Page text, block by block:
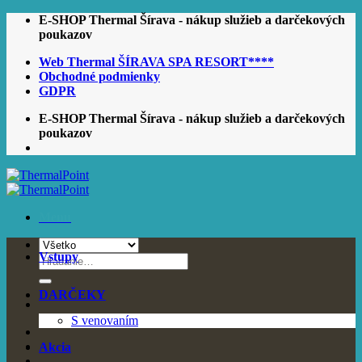
Skip
E-SHOP Thermal Šírava - nákup služieb a darčekových
poukazov
Web Thermal ŠÍRAVA SPA RESORT****
Obchodné podmienky
GDPR
E-SHOP Thermal Šírava - nákup služieb a darčekových
poukazov
Hľadať:
Vstupy
DARČEKY
S venovaním
Akcia